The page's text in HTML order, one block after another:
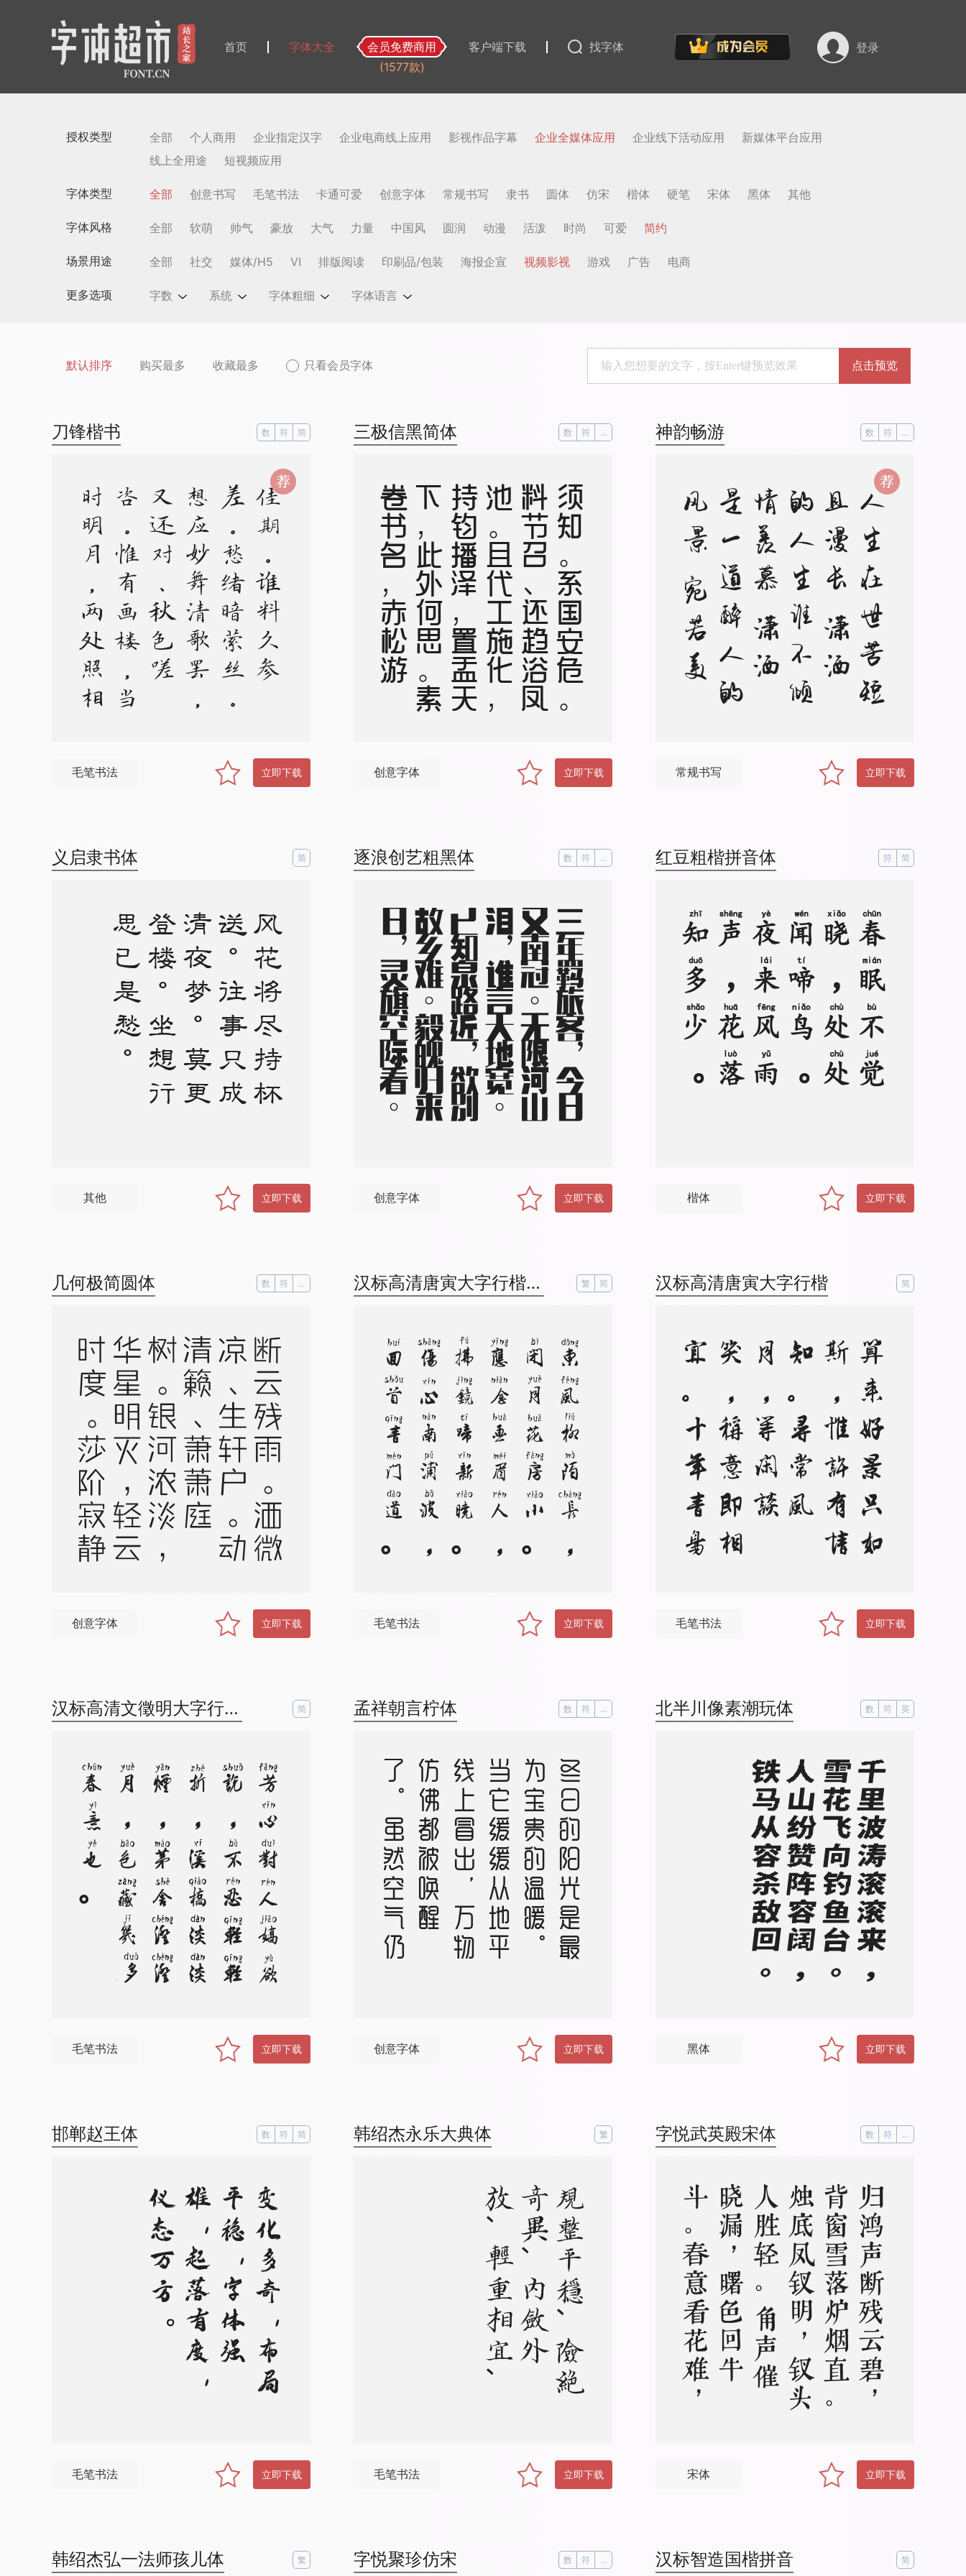
首页 字体大全
会员免费商用
(1577款)
客户端下载 找字体 登录
授权类型 全部 个人商用 企业指定汉字 企业电商线上应用 影视作品字幕 企业全媒体应用 企业线下活动应用
新媒体平台应用
线上全用途
短视频应用
字体类型 全部 创意书写 毛笔书法 卡通可爱 创意字体 常规书写 隶书 圆体 仿宋 楷体 硬笔 宋体 黑体 其他
字体风格 全部 软萌 帅气 豪放 大气 力量 中国风 圆润 动漫 活泼 时尚 可爱 简约
场景用途 全部 社交 媒体/H5 VI 排版阅读 印刷品/包装 海报企宣 视频影视 游戏 广告 电商
更多选项 字数 系统 字体粗细 字体语言
默认排序 购买最多 收藏最多 只看会员字体 点击预览
刀锋楷书 数 符 简
佳
期
。
谁
料
久
参
差
。
愁
绪
暗
萦
丝
。
想
应
妙
舞
清
歌
罢
，
又
还
对
、
秋
色
嗟
咨
。
惟
有
画
楼
，
当
时
明
月
，
两
处
照
相
思
毛笔书法 立即下载
三极信黑简体 数 符 ...
须
知
。
系
国
安
危
。
料
节
召
、
还
趋
浴
凤
池
。
且
代
工
施
化
，
持
钧
播
泽
，
置
盂
天
下
，
此
外
何
思
。
素
卷
书
名
，
赤
松
游
道
，
飙
驭
云
軿仙
可
期
。
湖
山
美
，
有
啼
猿
唳
鹤
，
相
望
东
归
。
创意字体 立即下载
神韵畅游 数 符 ...
人
生
在
世
苦
短
且
漫
长
潇
洒
的
人
生
谁
不
倾
情
羡
慕
潇
洒
是
一
道
醉
人
的
风
景
宛
若
美
丽
的
音
符
自
然
流
动
是
人
生
内
在
气
质
的
飘
逸
常规书写 立即下载
义启隶书体 简
风
花
将
尽
持
杯
送
。
往
事
只
成
清
夜
梦
。
莫
更
登
楼
。
坐
想
行
思
已
是
愁
。
其他 立即下载
逐浪创艺粗黑体 数 符 ...
三
年
羁
旅
客
，
今
日
又
南
冠
。
无
限
河
山
泪
，
谁
言
天
地
宽
。
已
知
泉
路
近
，
欲
别
故
乡
难
。
毅
魄
归
来
日
，
灵
旗
空
际
看
。
创意字体 立即下载
红豆粗楷拼音体 符 简
春
眠
不
觉
晓
，
处
处
闻
啼
鸟
。
夜
来
风
雨
声
，
花
落
知
多
少
。
楷体 立即下载
几何极简圆体 数 符 ...
断
云
残
雨
。
洒
微
凉
、
生
轩
户
。
动
清
籁
、
萧
萧
庭
树
。
银
河
浓
淡
，
华
星
明
灭
，
轻
云
时
度
。
莎
阶
寂
静
无
睹
。
幽
蛩
切
切
秋
吟
苦
。
疏
篁
一
径
，
流
萤
几
点
，
飞
来
又
去
创意字体 立即下载
汉标高清唐寅大字行楷拼音 繁 简
东
风
柳
陌
长
，
闭
月
花
房
小
。
应
念
画
眉
人
，
拂
镜
啼
新
晓
。
伤
心
南
浦
波
，
回
首
青
门
道
。
记
得
绿
罗
裙
，
处
处
怜
芳
草
毛笔书法 立即下载
汉标高清唐寅大字行楷 简
算
来
好
景
只
如
斯
，
惟
许
有
情
知
。
寻
常
风
月
，
等
闲
谈
笑
，
称
意
即
相
宜
。
十
年
青
鸟
音
尘
断
，
往
事
不
胜
思
毛笔书法 立即下载
汉标高清文徵明大字行书拼音 简
芳
心
对
人
娇
欲
说
，
不
忍
轻
轻
折
，
溪
桥
淡
淡
烟
，
茅
舍
澄
澄
月
，
包
藏
几
多
春
意
也
。
毛笔书法 立即下载
孟祥朝言柠体 数 符 ...
冬
日
的
阳
光
是
最
为
宝
贵
的
温
暖
。
当
它
缓
缓
从
地
平
线
上
冒
出
，
万
物
仿
佛
都
被
唤
醒
了
。
虽
然
空
气
仍
然
寒
冷
，
但
是
阳
光
的
温
暖
让
人
们
感
觉
到
了
春
天
的
气
息
。
这
是
冬
日
的
独
特
之
处
，
冷
冽
而
温
暖
，
让
人
欲
罢
不
能
。
创意字体 立即下载
北半川像素潮玩体 数 符 英
千
里
波
涛
滚
滚
来
，
雪
花
飞
向
钓
鱼
台
。
人
山
纷
赞
阵
容
阔
，
铁
马
从
容
杀
敌
回
。
黑体 立即下载
邯郸赵王体 数 符 简
变
化
多
奇
，
布
局
平
稳
，
字
体
强
雄
，
起
落
有
度
，
仪
态
万
方
。
毛笔书法 立即下载
韩绍杰永乐大典体 繁
规
整
平
稳
、
险
绝
奇
异
、
内
敛
外
放
、
轻
重
相
宜
、
毛笔书法 立即下载
字悦武英殿宋体 数 符 ...
归
鸿
声
断
残
云
碧
，
背
窗
雪
落
炉
烟
直
。
烛
底
凤
钗
明
，
钗
头
人
胜
轻
。
角
声
催
晓
漏
，
曙
色
回
牛
斗
。
春
意
看
花
难
，
西
风
留
旧
寒
宋体 立即下载
韩绍杰弘一法师孩儿体 繁 字悦聚珍仿宋 数 符 ... 汉标智造国楷拼音 简